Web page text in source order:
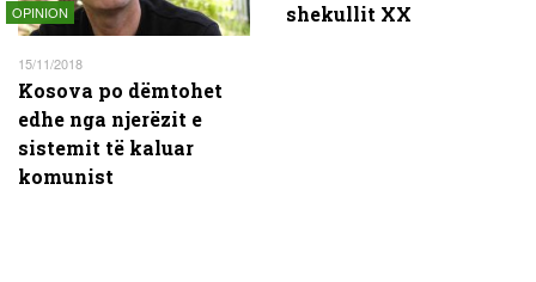
OPINION
15/11/2018
Kosova po dëmtohet
edhe nga njerëzit e
sistemit të kaluar
komunist
shekullit XX